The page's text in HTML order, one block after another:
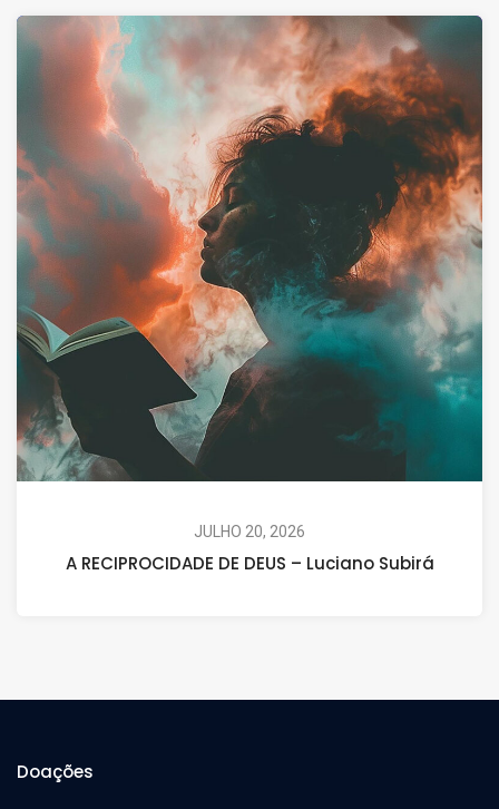
JULHO 20, 2026
A RECIPROCIDADE DE DEUS – Luciano Subirá
Doações